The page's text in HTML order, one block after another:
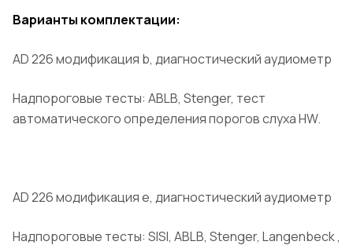
Варианты комплектации:
AD 226 модификация b, диагностический аудиометр
Надпороговые тесты: ABLB, Stenger, тест
автоматического определения порогов слуха HW.
AD 226 модификация e, диагностический аудиометр
Надпороговые тесты: SISI, ABLB, Stenger, Langenbeck ,